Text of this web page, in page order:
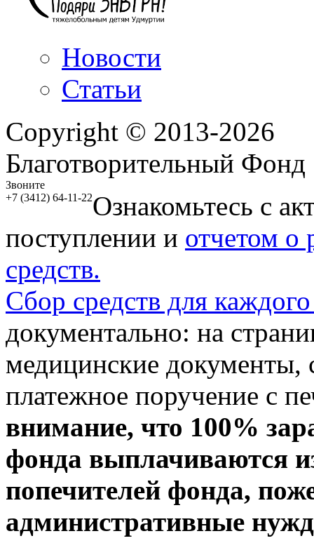
Новости
Статьи
Copyright © 2013-2026
Благотворительный
Звоните
+7 (3412) 64-11-22Ознакомьтесь с
поступлении и отчетом о
средств.
Сбор средств для
документально: на
медицинские документы,
платежное поручение с
внимание, что 100%
фонда выплачиваются
попечителей фонда,
административные